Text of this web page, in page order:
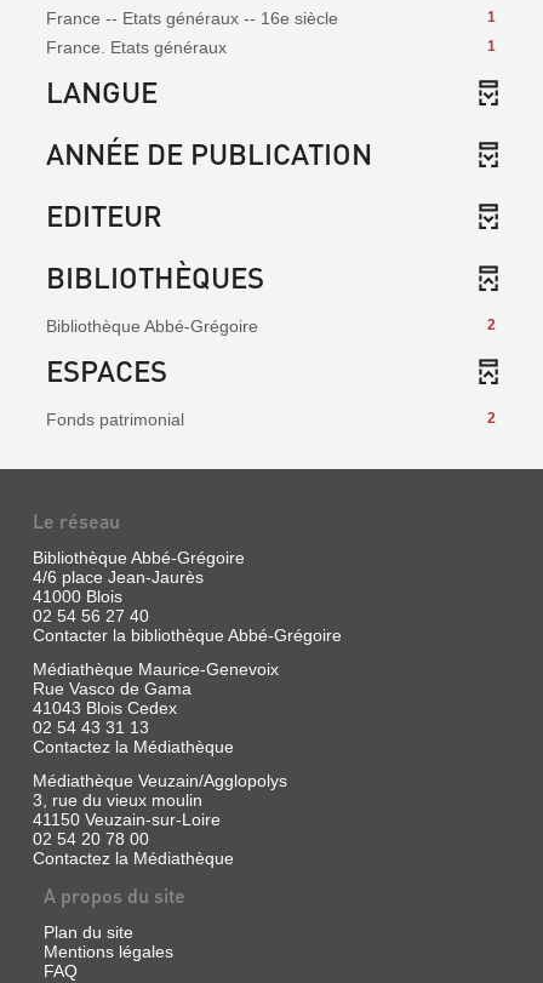
1
France -- Etats généraux -- 16e siècle
1
France. Etats généraux
LANGUE
ANNÉE DE PUBLICATION
EDITEUR
BIBLIOTHÈQUES
2
Bibliothèque Abbé-Grégoire
ESPACES
2
Fonds patrimonial
Le réseau
Bibliothèque Abbé-Grégoire
4/6 place Jean-Jaurès
41000 Blois
02 54 56 27 40
Contacter la bibliothèque Abbé-Grégoire
Médiathèque Maurice-Genevoix
Rue Vasco de Gama
41043 Blois Cedex
02 54 43 31 13
Contactez la Médiathèque
Médiathèque Veuzain/Agglopolys
3, rue du vieux moulin
41150 Veuzain-sur-Loire
02 54 20 78 00
Contactez la Médiathèque
A propos du site
Plan du site
Mentions légales
FAQ